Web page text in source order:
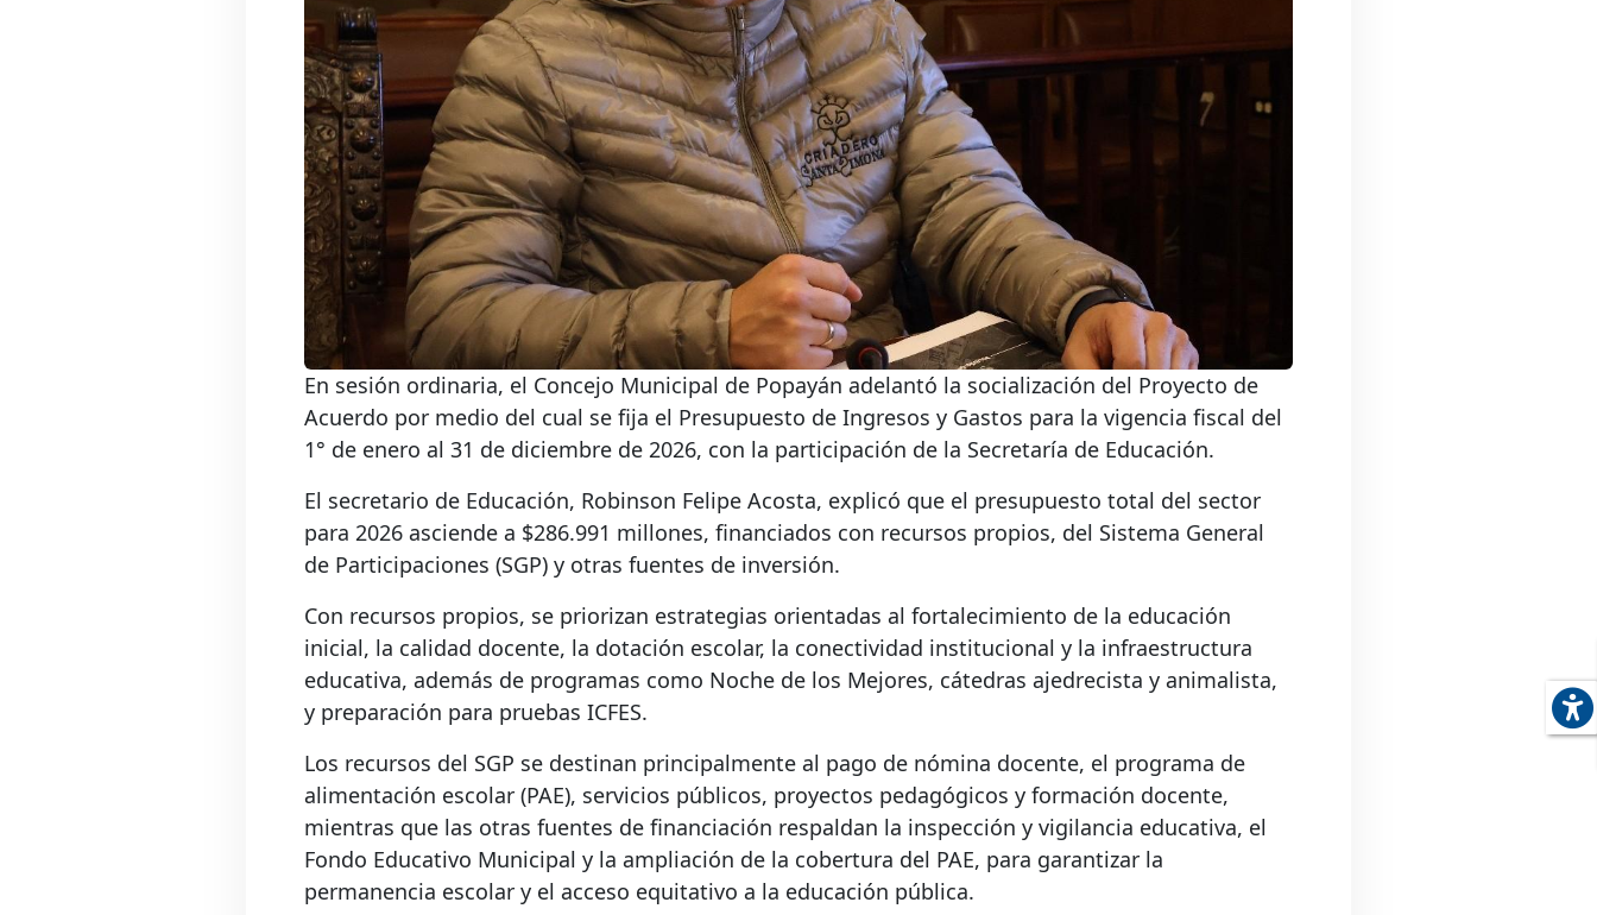
En sesión ordinaria, el Concejo Municipal de Popayán adelantó la socialización del Proyecto de
Acuerdo por medio del cual se fija el Presupuesto de Ingresos y Gastos para la vigencia fiscal del
1° de enero al 31 de diciembre de 2026, con la participación de la Secretaría de Educación.
El secretario de Educación, Robinson Felipe Acosta, explicó que el presupuesto total del sector
para 2026 asciende a $286.991 millones, financiados con recursos propios, del Sistema General
de Participaciones (SGP) y otras fuentes de inversión.
Con recursos propios, se priorizan estrategias orientadas al fortalecimiento de la educación
inicial, la calidad docente, la dotación escolar, la conectividad institucional y la infraestructura
educativa, además de programas como Noche de los Mejores, cátedras ajedrecista y animalista,
y preparación para pruebas ICFES.
Los recursos del SGP se destinan principalmente al pago de nómina docente, el programa de
alimentación escolar (PAE), servicios públicos, proyectos pedagógicos y formación docente,
mientras que las otras fuentes de financiación respaldan la inspección y vigilancia educativa, el
Fondo Educativo Municipal y la ampliación de la cobertura del PAE, para garantizar la
permanencia escolar y el acceso equitativo a la educación pública.